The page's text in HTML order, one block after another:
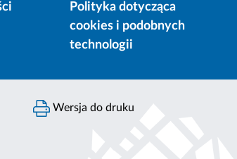
Polityka dotycząca
cookies i podobnych
technologii
Wersja do druku